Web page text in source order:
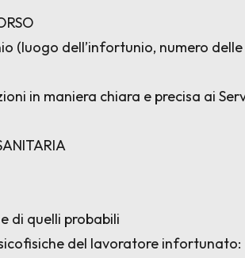
(luogo dell’infortunio, numero
in maniera chiara e precisa ai
di quelli probabili
del lavoratore infortunato: